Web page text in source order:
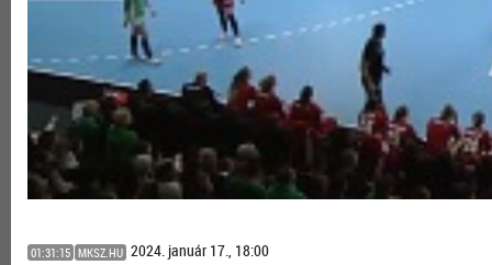
01:31:15 MKSZ.HU 2024. január 17., 18:00